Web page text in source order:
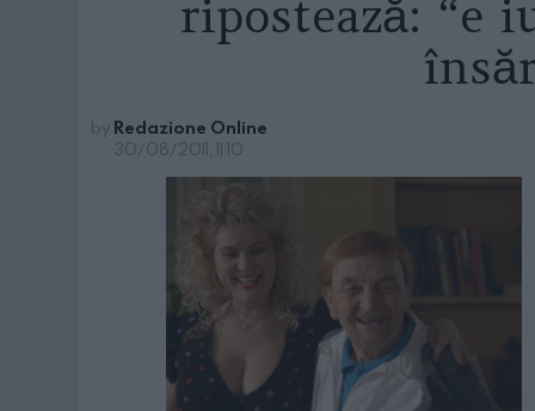
ripostează: “e
by Redazione Online
30/08/2011, 11:10